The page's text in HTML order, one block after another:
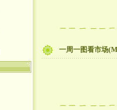
一周一图看市场